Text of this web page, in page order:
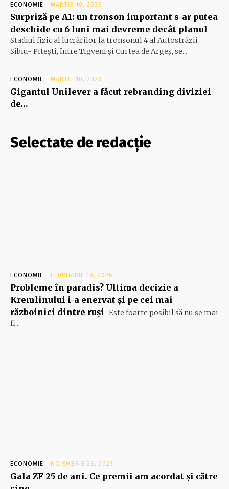
ECONOMIE MARTIE 10, 2026
Surpriză pe A1: un tronson important s-ar putea
deschide cu 6 luni mai devreme decât planul
Stadiul fizic al lucrărilor la tronsonul 4 al Autostrăzii
Sibiu- Piteşti, între Tigveni şi Curtea de Argeş, se...
ECONOMIE MARTIE 10, 2026
Gigantul Unilever a făcut rebranding diviziei
de…
Selectate de redacție
ECONOMIE FEBRUARIE 19, 2026
Probleme în paradis? Ultima decizie a
Kremlinului i-a enervat și pe cei mai
războinici dintre ruși
Este foarte posibil să nu se mai
fi...
ECONOMIE NOIEMBRIE 26, 2023
Gala ZF 25 de ani. Ce premii am acordat şi către